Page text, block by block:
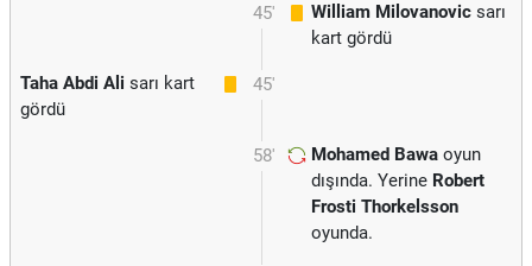
45' William Milovanovic sarı
kart gördü
45'
Taha Abdi Ali sarı kart
gördü
58' Mohamed Bawa oyun
dışında. Yerine Robert
Frosti Thorkelsson
oyunda.